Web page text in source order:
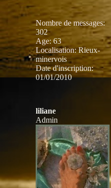
Nombre de messages:
302
Age: 63
Localisation:Rieux-
minervois
Date d'inscription:
01/01/2010
liliane
Admin